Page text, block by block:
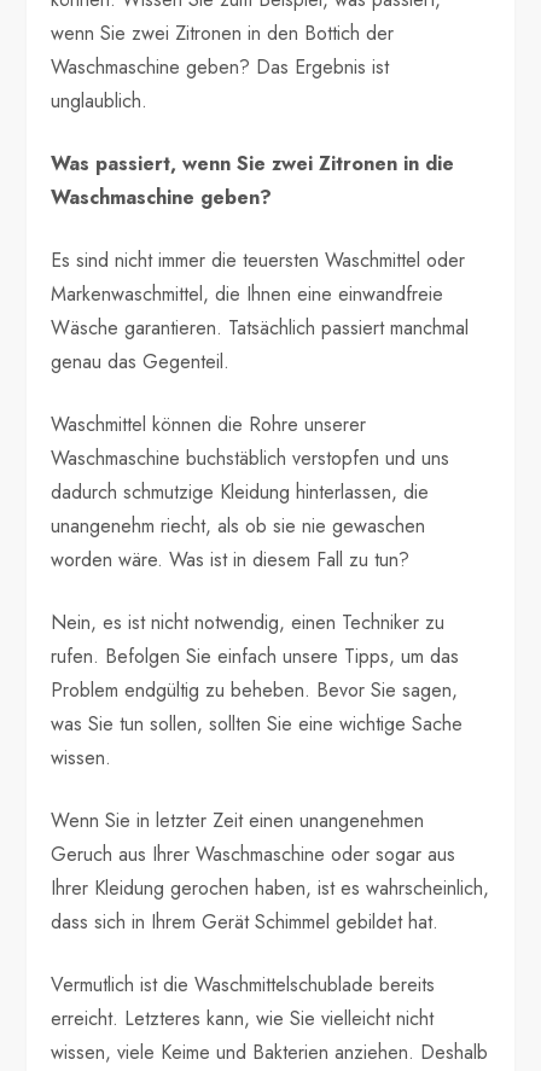
wenn Sie zwei Zitronen in den Bottich der
Waschmaschine geben? Das Ergebnis ist
unglaublich.
Was passiert, wenn Sie zwei Zitronen in die
Waschmaschine geben?
Es sind nicht immer die teuersten Waschmittel oder
Markenwaschmittel, die Ihnen eine einwandfreie
Wäsche garantieren. Tatsächlich passiert manchmal
genau das Gegenteil.
Waschmittel können die Rohre unserer
Waschmaschine buchstäblich verstopfen und uns
dadurch schmutzige Kleidung hinterlassen, die
unangenehm riecht, als ob sie nie gewaschen
worden wäre. Was ist in diesem Fall zu tun?
Nein, es ist nicht notwendig, einen Techniker zu
rufen. Befolgen Sie einfach unsere Tipps, um das
Problem endgültig zu beheben. Bevor Sie sagen,
was Sie tun sollen, sollten Sie eine wichtige Sache
wissen.
Wenn Sie in letzter Zeit einen unangenehmen
Geruch aus Ihrer Waschmaschine oder sogar aus
Ihrer Kleidung gerochen haben, ist es wahrscheinlich,
dass sich in Ihrem Gerät Schimmel gebildet hat.
Vermutlich ist die Waschmittelschublade bereits
erreicht. Letzteres kann, wie Sie vielleicht nicht
wissen, viele Keime und Bakterien anziehen. Deshalb